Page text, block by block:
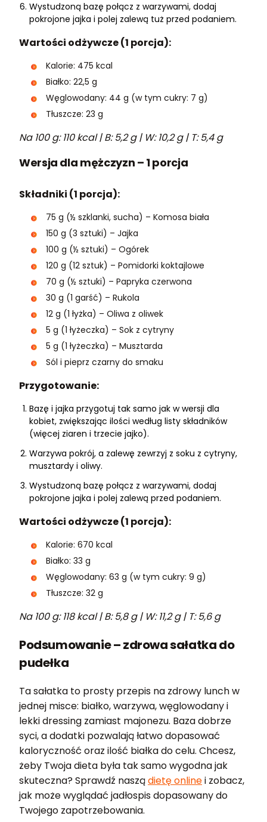
Wystudzoną bazę połącz z warzywami, dodaj
pokrojone jajka i polej zalewą tuż przed podaniem.
Wartości odżywcze (1 porcja):
Kalorie: 475 kcal
Białko: 22,5 g
Węglowodany: 44 g (w tym cukry: 7 g)
Tłuszcze: 23 g
Na 100 g: 110 kcal | B: 5,2 g | W: 10,2 g | T: 5,4 g
Wersja dla mężczyzn – 1 porcja
Składniki (1 porcja):
75 g (½ szklanki, sucha) – Komosa biała
150 g (3 sztuki) – Jajka
100 g (½ sztuki) – Ogórek
120 g (12 sztuk) – Pomidorki koktajlowe
70 g (½ sztuki) – Papryka czerwona
30 g (1 garść) – Rukola
12 g (1 łyżka) – Oliwa z oliwek
5 g (1 łyżeczka) – Sok z cytryny
5 g (1 łyżeczka) – Musztarda
Sól i pieprz czarny do smaku
Przygotowanie:
Bazę i jajka przygotuj tak samo jak w wersji dla
kobiet, zwiększając ilości według listy składników
(więcej ziaren i trzecie jajko).
Warzywa pokrój, a zalewę zewrzyj z soku z cytryny,
musztardy i oliwy.
Wystudzoną bazę połącz z warzywami, dodaj
pokrojone jajka i polej zalewą przed podaniem.
Wartości odżywcze (1 porcja):
Kalorie: 670 kcal
Białko: 33 g
Węglowodany: 63 g (w tym cukry: 9 g)
Tłuszcze: 32 g
Na 100 g: 118 kcal | B: 5,8 g | W: 11,2 g | T: 5,6 g
Podsumowanie – zdrowa sałatka do
pudełka
Ta sałatka to prosty przepis na zdrowy lunch w
jednej misce: białko, warzywa, węglowodany i
lekki dressing zamiast majonezu. Baza dobrze
syci, a dodatki pozwalają łatwo dopasować
kaloryczność oraz ilość białka do celu. Chcesz,
żeby Twoja dieta była tak samo wygodna jak
skuteczna? Sprawdź nasządietę onlinei zobacz,
jak może wyglądać jadłospis dopasowany do
Twojego zapotrzebowania.